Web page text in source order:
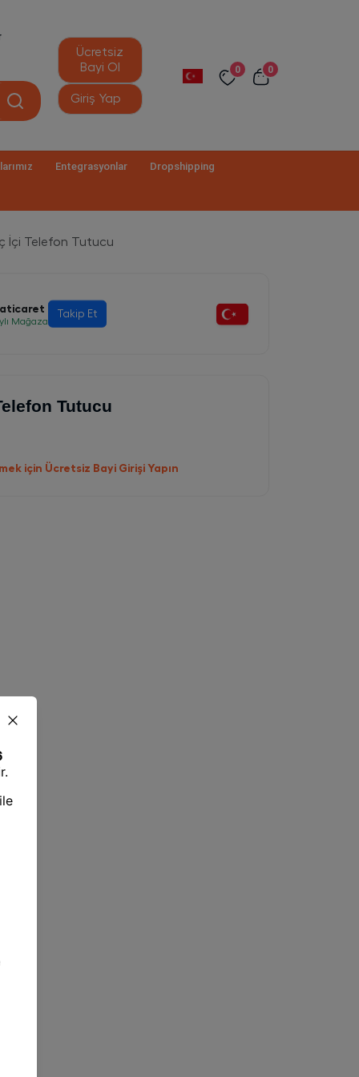
Ücretsiz
Bayi Ol
Giriş Yap
0 0
Entegrasyonlar Dropshipping
İçi Telefon Tutucu
Mağaza
Takip Et
Tutucu
için Ücretsiz Bayi Girişi Yapın